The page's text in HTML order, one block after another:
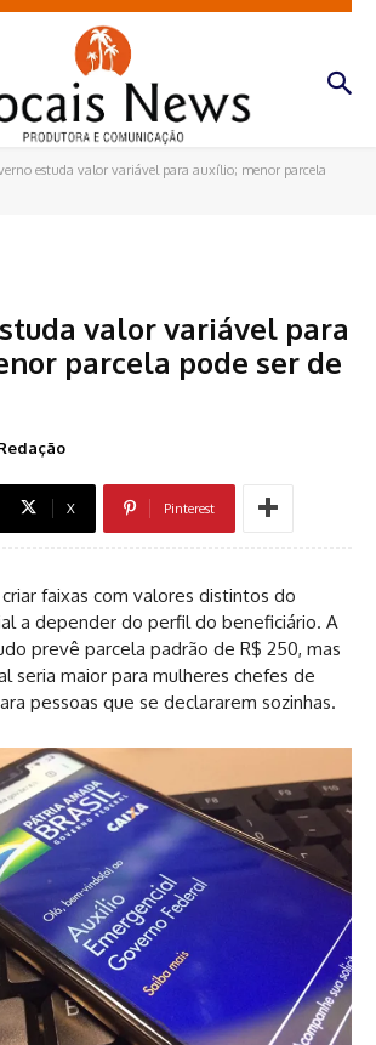
estuda valor variável para auxílio; menor parcela
valor variável para
parcela pode ser de
X Pinterest
faixas com valores distintos do
a depender do perfil do beneficiário. A
prevê parcela padrão de R$ 250, mas
seria maior para mulheres chefes de
pessoas que se declararem sozinhas.